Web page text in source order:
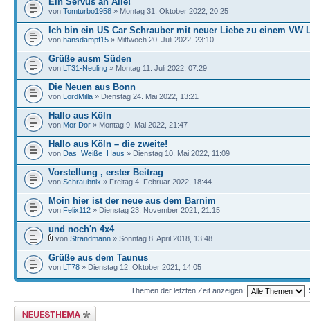
von Tomturbo1958 » Montag 31. Oktober 2022, 20:25
Ich bin ein US Car Schrauber mit neuer Liebe zu einem VW
von hansdampf15 » Mittwoch 20. Juli 2022, 23:10
Grüße ausm Süden
von LT31-Neuling » Montag 11. Juli 2022, 07:29
Die Neuen aus Bonn
von LordMilla » Dienstag 24. Mai 2022, 13:21
Hallo aus Köln
von Mor Dor » Montag 9. Mai 2022, 21:47
Hallo aus Köln – die zweite!
von Das_Weiße_Haus » Dienstag 10. Mai 2022, 11:09
Vorstellung , erster Beitrag
von Schraubnix » Freitag 4. Februar 2022, 18:44
Moin hier ist der neue aus dem Barnim
von Felix112 » Dienstag 23. November 2021, 21:15
und noch'n 4x4
von Strandmann » Sonntag 8. April 2018, 13:48
Grüße aus dem Taunus
von LT78 » Dienstag 12. Oktober 2021, 14:05
Themen der letzten Zeit anzeigen:
Neues Thema erstellen